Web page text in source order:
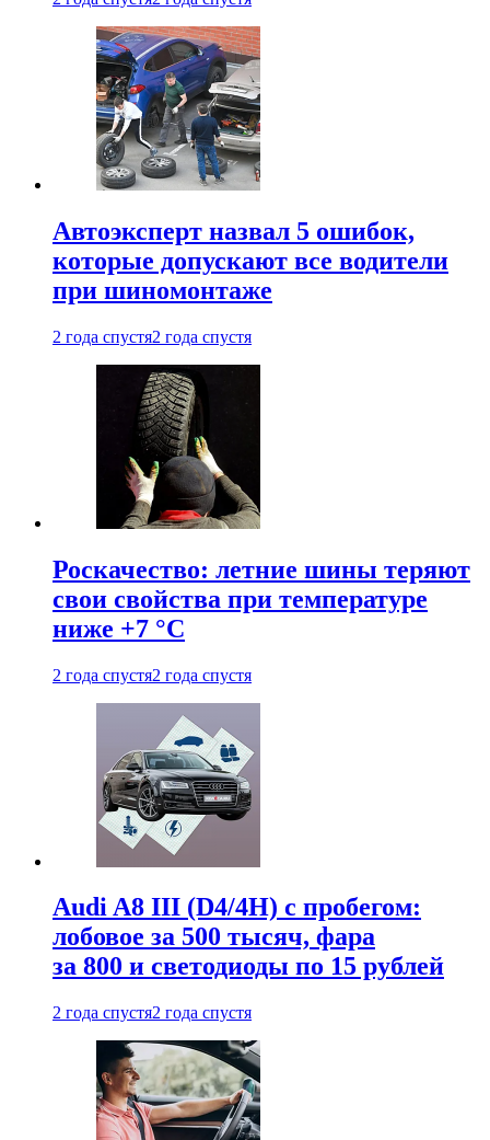
Автоэксперт назвал 5 ошибок,
которые допускают все водители
при шиномонтаже
2 года спустя2 года спустя
Роскачество: летние шины теряют
свои свойства при температуре
ниже +7 °C
2 года спустя2 года спустя
Audi A8 III (D4/4H) c пробегом:
лобовое за 500 тысяч, фара
за 800 и светодиоды по 15 рублей
2 года спустя2 года спустя